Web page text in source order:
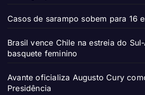
Casos de sarampo sobem para 16
Brasil vence Chile na estreia do
basquete feminino
Avante oficializa Augusto Cury
Presidência